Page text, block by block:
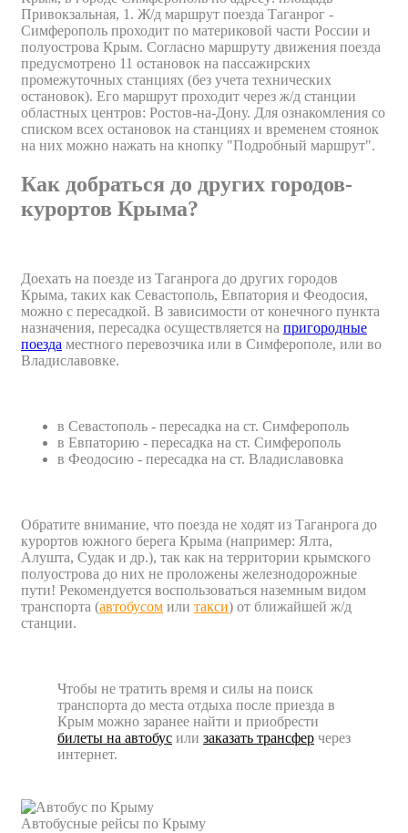
Привокзальная, 1. Ж/д маршрут поезда Таганрог -
Симферополь проходит по материковой части России и
полуострова Крым. Согласно маршруту движения поезда
предусмотрено 11 остановок на пассажирских
промежуточных станциях (без учета технических
остановок). Его маршрут проходит через ж/д станции
областных центров: Ростов-на-Дону. Для ознакомления со
списком всех остановок на станциях и временем стоянок
на них можно нажать на кнопку "Подробный маршрут".
Как добраться до других городов-
курортов Крыма?
Доехать на поезде из Таганрога до других городов
Крыма, таких как Севастополь, Евпатория и Феодосия,
можно с пересадкой. В зависимости от конечного пункта
назначения, пересадка осуществляется на пригородные
поезда местного перевозчика или в Симферополе, или во
Владиславовке.
в Севастополь - пересадка на ст. Симферополь
в Евпаторию - пересадка на ст. Симферополь
в Феодосию - пересадка на ст. Владиславовка
Обратите внимание, что поезда не ходят из Таганрога до
курортов южного берега Крыма (например: Ялта,
Алушта, Судак и др.), так как на территории крымского
полуострова до них не проложены железнодорожные
пути! Рекомендуется воспользоваться наземным видом
транспорта (автобусом или такси) от ближайшей ж/д
станции.
Чтобы не тратить время и силы на поиск
транспорта до места отдыха после приезда в
Крым можно заранее найти и приобрести
билеты на автобус или заказать трансфер через
интернет.
Автобусные рейсы по Крыму